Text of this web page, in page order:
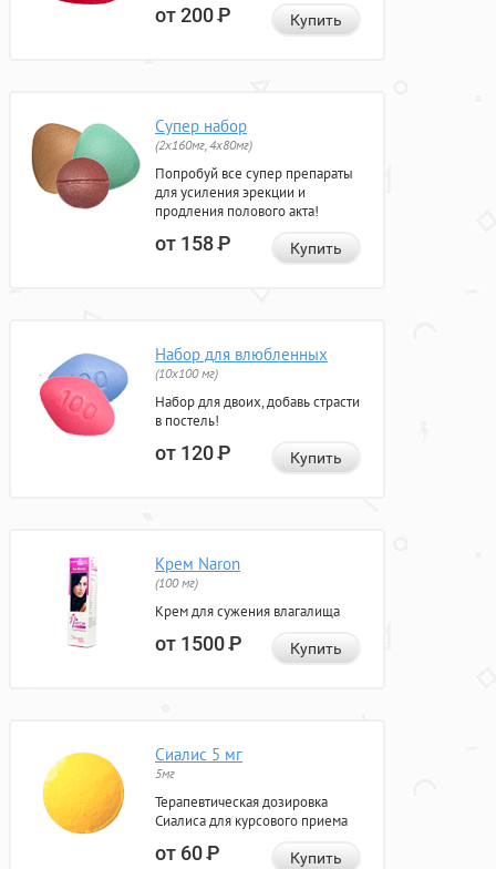
от 200Р Купить
Супер набор
(2х160мг, 4х80мг)
Попробуй все супер препараты
для усиления эрекции и
продления полового акта!
от 158Р Купить
Набор для влюбленных
(10х100 мг)
Набор для двоих, добавь страсти
в постель!
от 120Р Купить
Крем Naron
(100 мг)
Крем для сужения влагалища
от 1500Р Купить
Сиалис 5 мг
5мг
Терапевтическая дозировка
Сиалиса для курсового приема
от 60Р Купить